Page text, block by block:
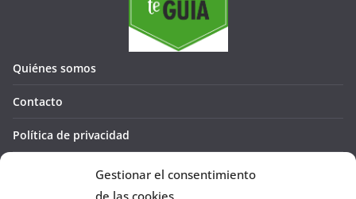
Gestionar el consentimiento
de las cookies
Quiénes somos
Contacto
Política de privacidad
Política de cookies (UE)